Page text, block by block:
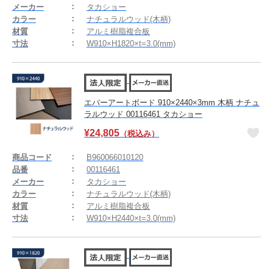
メーカー
タカショー
カラー
ナチュラルウッド(木柄)
材質
アルミ樹脂複合板
寸法
W910×H1820×t=3.0(mm)
エバーアートボード 910×2440×3mm 木柄 ナチュ
ラルウッド 00116461 タカショー
¥24,805 （税込み）
商品コード
B960066010120
品番
00116461
メーカー
タカショー
カラー
ナチュラルウッド(木柄)
材質
アルミ樹脂複合板
寸法
W910×H2440×t=3.0(mm)